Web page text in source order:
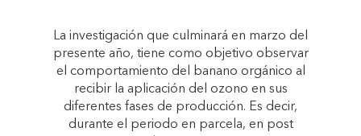
La investigación que culminará en marzo del
presente año, tiene como objetivo observar
el comportamiento del banano orgánico al
recibir la aplicación del ozono en sus
diferentes fases de producción. Es decir,
durante el periodo en parcela, en post